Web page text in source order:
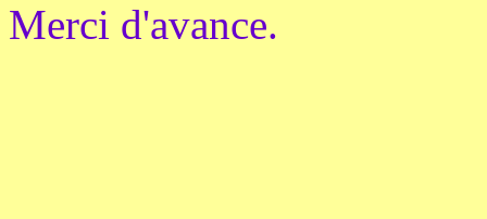
Merci d'avance.